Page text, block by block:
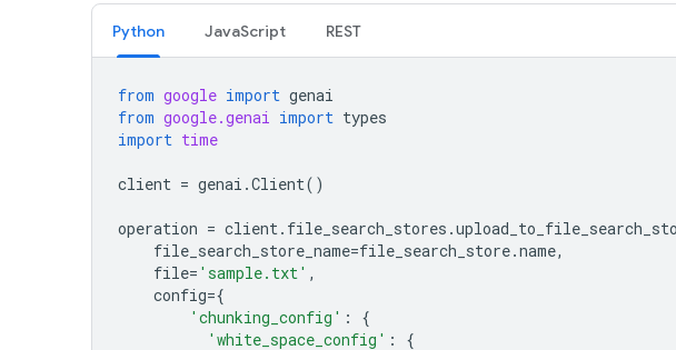
Python JavaScript REST
from google import genai
from google.genai import types
import time
client = genai .Client()
operation = client. file_search_stores .
file_search_store_name=file_search_store.name,
file= 'sample.txt' ,
config={
'chunking_config' :
{
'white_space_config' : {